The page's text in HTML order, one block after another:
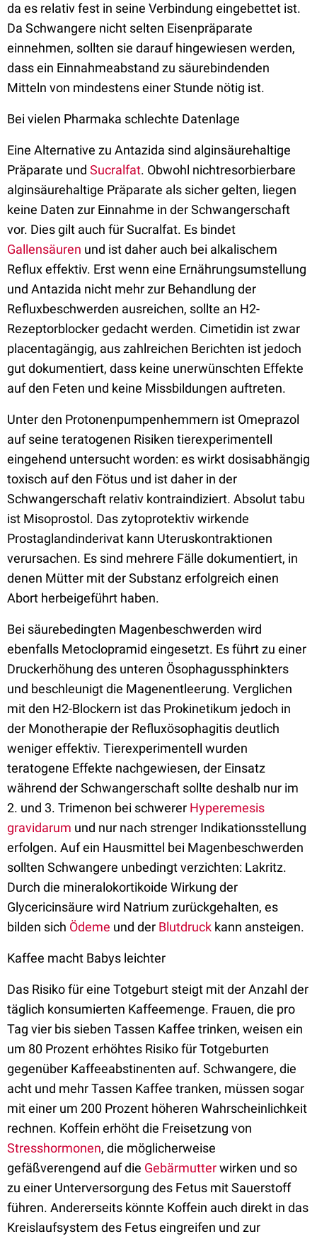
da es relativ fest in seine Verbindung eingebettet ist.
Da Schwangere nicht selten Eisenpräparate
einnehmen, sollten sie darauf hingewiesen werden,
dass ein Einnahmeabstand zu säurebindenden
Mitteln von mindestens einer Stunde nötig ist.
Bei vielen Pharmaka schlechte Datenlage
Eine Alternative zu Antazida sind alginsäurehaltige
Präparate und Sucralfat. Obwohl nichtresorbierbare
alginsäurehaltige Präparate als sicher gelten, liegen
keine Daten zur Einnahme in der Schwangerschaft
vor. Dies gilt auch für Sucralfat. Es bindet
Gallensäuren und ist daher auch bei alkalischem
Reflux effektiv. Erst wenn eine Ernährungsumstellung
und Antazida nicht mehr zur Behandlung der
Refluxbeschwerden ausreichen, sollte an H2-
Rezeptorblocker gedacht werden. Cimetidin ist zwar
placentagängig, aus zahlreichen Berichten ist jedoch
gut dokumentiert, dass keine unerwünschten Effekte
auf den Feten und keine Missbildungen auftreten.
Unter den Protonenpumpenhemmern ist Omeprazol
auf seine teratogenen Risiken tierexperimentell
eingehend untersucht worden: es wirkt dosisabhängig
toxisch auf den Fötus und ist daher in der
Schwangerschaft relativ kontraindiziert. Absolut tabu
ist Misoprostol. Das zytoprotektiv wirkende
Prostaglandinderivat kann Uteruskontraktionen
verursachen. Es sind mehrere Fälle dokumentiert, in
denen Mütter mit der Substanz erfolgreich einen
Abort herbeigeführt haben.
Bei säurebedingten Magenbeschwerden wird
ebenfalls Metoclopramid eingesetzt. Es führt zu einer
Druckerhöhung des unteren Ösophagussphinkters
und beschleunigt die Magenentleerung. Verglichen
mit den H2-Blockern ist das Prokinetikum jedoch in
der Monotherapie der Refluxösophagitis deutlich
weniger effektiv. Tierexperimentell wurden
teratogene Effekte nachgewiesen, der Einsatz
während der Schwangerschaft sollte deshalb nur im
2. und 3. Trimenon bei schwerer Hyperemesis
gravidarum und nur nach strenger Indikationsstellung
erfolgen. Auf ein Hausmittel bei Magenbeschwerden
sollten Schwangere unbedingt verzichten: Lakritz.
Durch die mineralokortikoide Wirkung der
Glycericinsäure wird Natrium zurückgehalten, es
bilden sich Ödeme und der Blutdruck kann ansteigen.
Kaffee macht Babys leichter
Das Risiko für eine Totgeburt steigt mit der Anzahl der
täglich konsumierten Kaffeemenge. Frauen, die pro
Tag vier bis sieben Tassen Kaffee trinken, weisen ein
um 80 Prozent erhöhtes Risiko für Totgeburten
gegenüber Kaffeeabstinenten auf. Schwangere, die
acht und mehr Tassen Kaffee tranken, müssen sogar
mit einer um 200 Prozent höheren Wahrscheinlichkeit
rechnen. Koffein erhöht die Freisetzung von
Stresshormonen, die möglicherweise
gefäßverengend auf die Gebärmutterwirken und so
zu einer Unterversorgung des Fetus mit Sauerstoff
führen. Andererseits könnte Koffein auch direkt in das
Kreislaufsystem des Fetus eingreifen und zur